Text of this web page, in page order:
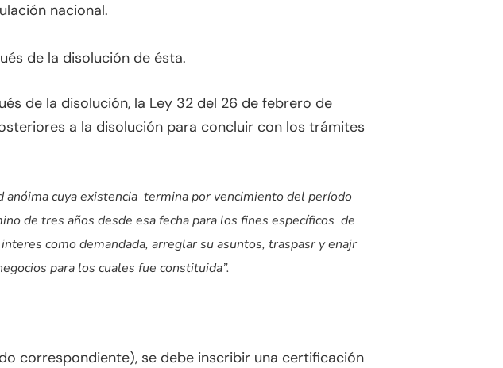
nacional.
de la disolución de ésta.
de la disolución, la Ley 32 del 26 de febrero de
a la disolución para concluir con los trámites
anóima cuya existencia termina por vencimiento del período
de tres años desde esa fecha para los fines específicos de
como demandada, arreglar su asuntos, traspasr y enajr
para los cuales fue constituida”.
correspondiente), se debe inscribir una certificación